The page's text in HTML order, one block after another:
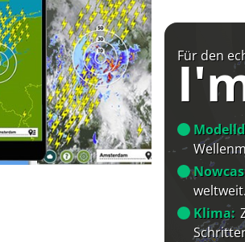
Für den
Klima: